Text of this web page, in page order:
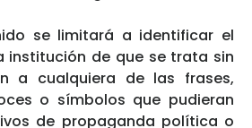
se limitará a identificar el
institución de que se trata sin
a cualquiera de las frases,
o símbolos que pudieran
de propaganda política o